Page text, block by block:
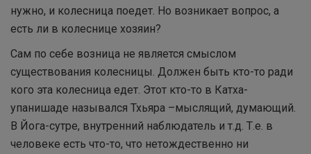
нужно, и колесница поедет. Но возникает вопрос, а
есть ли в колеснице хозяин?
Сам по себе возница не является смыслом
существования колесницы. Должен быть кто-то ради
кого эта колесница едет. Этот кто-то в Катха-
упанишаде назывался Тхьяра –мыслящий, думающий.
В Йога-сутре, внутренний наблюдатель и т.д. Т.е. в
человеке есть что-то, что нетождественно ни